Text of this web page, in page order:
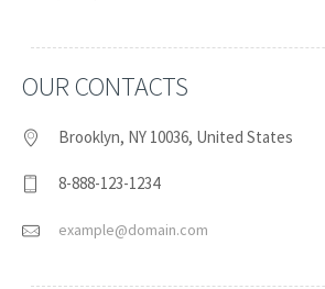
OUR CONTACTS
Brooklyn, NY 10036, United States
8-888-123-1234
example@domain.com